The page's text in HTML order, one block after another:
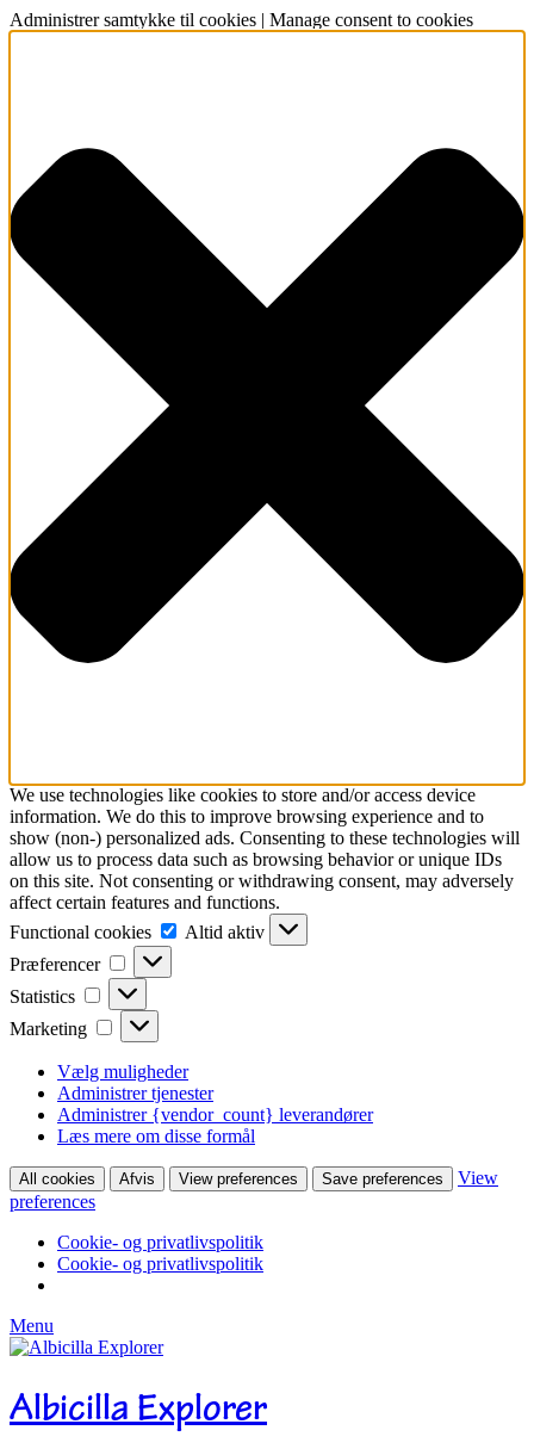
Administrer samtykke til cookies | Manage consent to cookies
We use technologies like cookies to store and/or access device
information. We do this to improve browsing experience and to
show (non-) personalized ads. Consenting to these technologies will
allow us to process data such as browsing behavior or unique IDs
on this site. Not consenting or withdrawing consent, may adversely
affect certain features and functions.
Functional cookies
Functional
cookies
Altid aktiv
Præferencer
Præferencer
Statistics Statistics
Marketing Marketing
Vælg muligheder
Administrer tjenester
Administrer {vendor_count} leverandører
Læs mere om disse formål
All cookies Afvis View preferences Save preferences
View
preferences
Cookie- og privatlivspolitik
Cookie- og privatlivspolitik
Menu
Albicilla Explorer